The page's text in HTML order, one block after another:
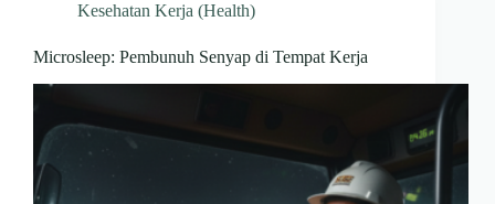
Kesehatan Kerja (Health)
Microsleep: Pembunuh Senyap di Tempat Kerja